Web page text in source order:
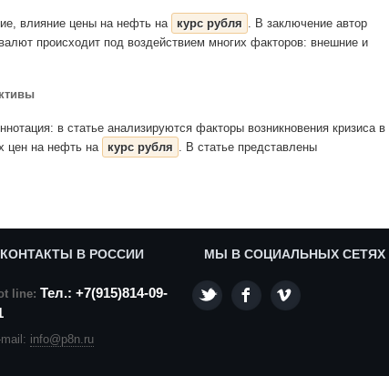
влияние цены на нефть на курс рубля . В заключение автор
происходит под воздействием многих факторов: внешние и
в статье анализируются факторы возникновения кризиса в
цен на нефть на
курс рубля . В статье представлены
КОНТАКТЫ В РОССИИ
line: Тел.: +7(915)814-09-
info@p8n.ru
МЫ В СОЦИАЛЬНЫХ СЕТЯХ